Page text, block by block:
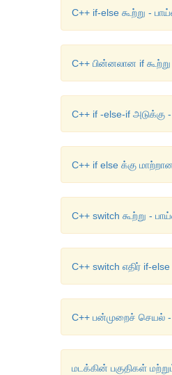
C++ if-else கூற்று -
C++ பின்னலான if கூற்று
C++ if -else-if அடுக்கு -
C++ if else க்கு
C++ switch கூற்று -
C++ switch எதிர் if-
C++ பன்முறைச் செயல் -
மடக்கின் பகுதிகள்